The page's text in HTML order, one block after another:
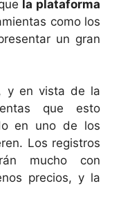
la plataforma
como los
un gran
y en vista de la
que esto
en uno de los
Los registros
mucho con
precios, y la